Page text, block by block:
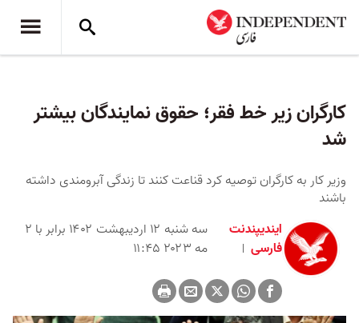
کارگران زیر خط فقر؛ حقوق نمایندگان بیشتر
شد
وزیر کار به کارگران توصیه کرد قناعت کنند تا زندگی آبرومندی داشته
باشند
ایندیپندنت
فارسی
سه شنبه ۱۲ اردیبهشت ۱۴۰۲ برابر با ۲
مه ۲۰۲۳ ۱۱:۴۵